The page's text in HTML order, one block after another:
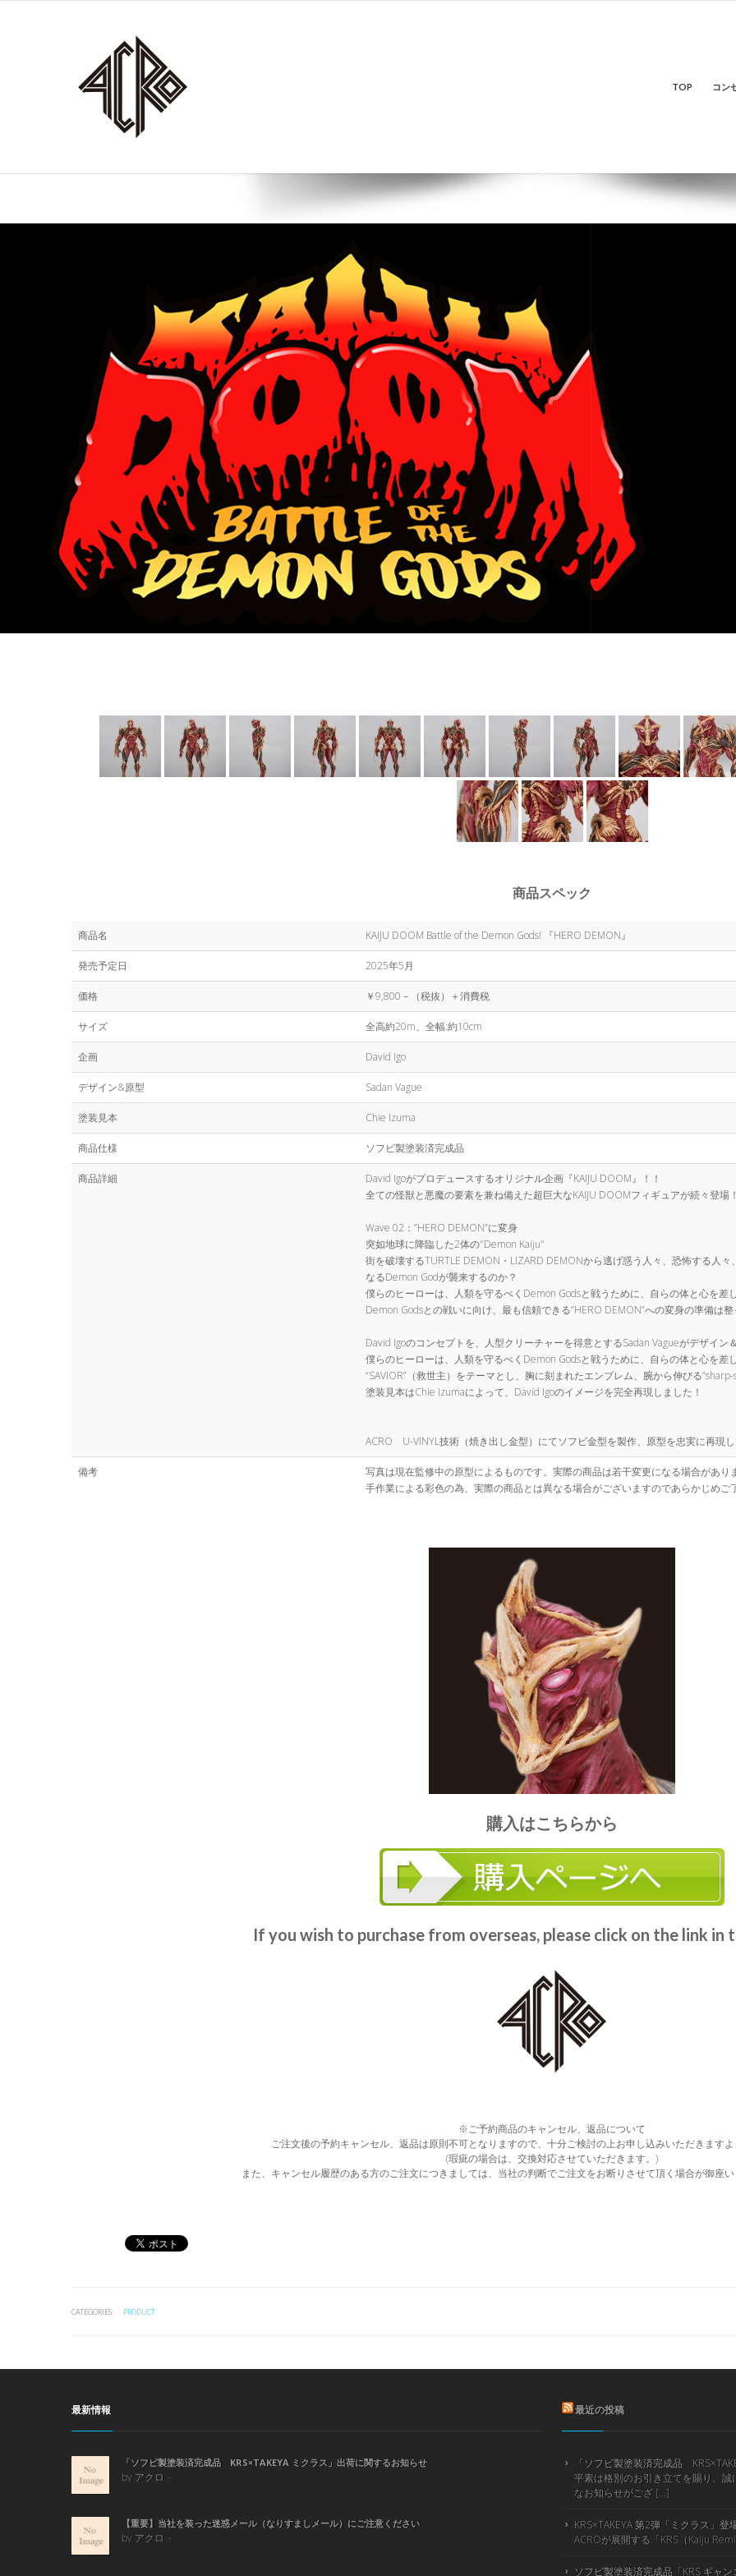
TOP コン
商品スペック
商品名 KAIJU DOOM Battle of the Demon Gods! 『HERO DEMON』
発売予定日 2025年5月
価格 ￥9,800－（税抜）＋消費税
サイズ 全高約20m、全幅:約10cm
企画 David Igo
デザイン&原型 Sadan Vague
塗装見本 Chie Izuma
商品仕様 ソフビ製塗装済完成品
商品詳細
David Igoがプロデュースするオリジナル企画『KAIJU DOOM』！！
全ての怪獣と悪魔の要素を兼ね備えた超巨大なKAIJU DOOMフィギュアが続々登場
Wave 02：”HERO DEMON”に変身
突如地球に降臨した2体の"Demon Kaiju"
街を破壊するTURTLE DEMON・LIZARD DEMONから逃げ惑う人々、恐怖する人
なるDemon Godが襲来するのか？
僕らのヒーローは、人類を守るべくDemon Godsと戦うために、自らの体と心を差
Demon Godsとの戦いに向け、最も信頼できる”HERO DEMON”への変身の準備は整
David Igoのコンセプトを、人型クリーチャーを得意とするSadan Vagueがデザイン
僕らのヒーローは、人類を守るべくDemon Godsと戦うために、自らの体と心を差
“SAVIOR”（救世主）をテーマとし、胸に刻まれたエンブレム、腕から伸びる
塗装見本はChie Izumaによって、David Igoのイメージを完全再現しました！
ACRO U-VINYL技術（焼き出し金型）にてソフビ金型を製作、原型を忠実に再現し
備考
写真は現在監修中の原型によるものです。実際の商品は若干変更になる場合があり
手作業による彩色の為、実際の商品とは異なる場合がございますのであらかじめご
購入はこちらから
If you wish to purchase from overseas, please click on the link in
※ご予約商品のキャンセル、返品について
ご注文後の予約キャンセル、返品は原則不可となりますので、十分ご検討の上お申し込みいただきますよ
(瑕疵の場合は、交換対応させていただきます。)
また、キャンセル履歴のある方のご注文につきましては、当社の判断でご注文をお断りさせて頂く場合が御座い
CATEGORIES: PRODUCT
最新情報
「ソフビ製塗装済完成品 KRS×TAKEYA ミクラス」出荷に関するお知らせ
by アクロ
【重要】当社を装った迷惑メール（なりすましメール）にご注意ください
by アクロ
最近の投稿
「ソフビ製塗装済完成品
平素は格別のお引き立てを賜り、
なお知らせがござ […]
KRS×TAKEYA 第2弾「ミクラス」登
ACROが展開する「KRS（Kaiju
ソフビ製塗装済完成品「KRS ギャ